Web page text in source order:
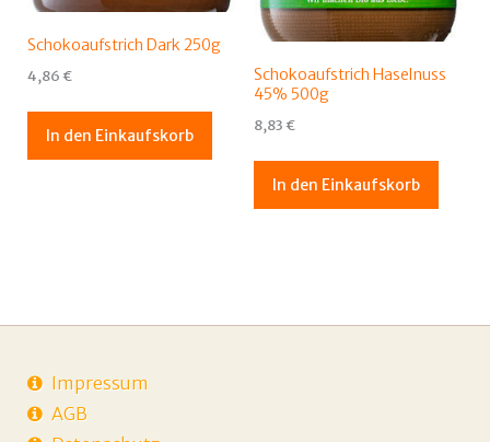
Schokoaufstrich Dark 250g
4,86 €
In den Einkaufskorb
Schokoaufstrich Haselnuss
45% 500g
8,83 €
In den Einkaufskorb
Impressum
AGB